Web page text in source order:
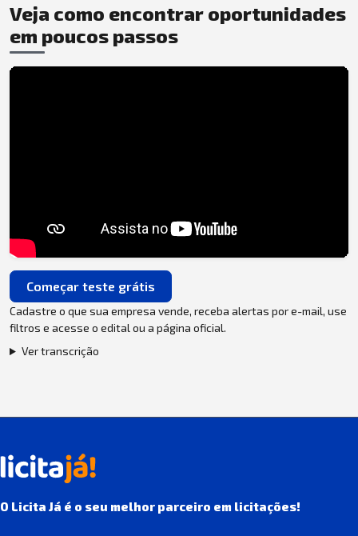
Veja como encontrar oportunidades
em poucos passos
Começar teste grátis
Cadastre o que sua empresa vende, receba alertas por e-mail, use
filtros e acesse o edital ou a página oficial.
Ver transcrição
O Licita Já é o seu melhor parceiro em licitações!